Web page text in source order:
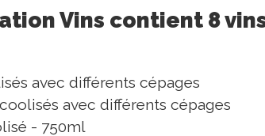
Vins contient 8
avec différents cépages
avec différents cépages
- 750ml